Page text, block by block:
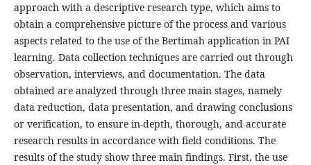
approach with a descriptive research type, which aims to
obtain a comprehensive picture of the process and various
aspects related to the use of the Bertimah application in PAI
learning. Data collection techniques are carried out through
observation, interviews, and documentation. The data
obtained are analyzed through three main stages, namely
data reduction, data presentation, and drawing conclusions
or verification, to ensure in-depth, thorough, and accurate
research results in accordance with field conditions. The
results of the study show three main findings. First, the use